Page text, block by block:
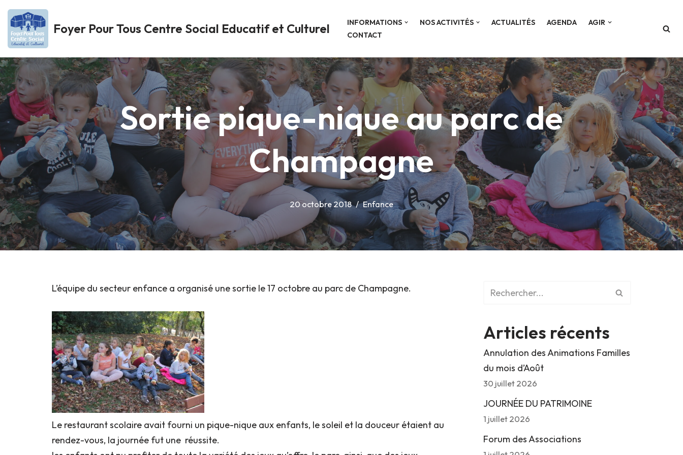
Aller
au
contenu
Foyer Pour Tous Centre Social Educatif et Culturel INFORMATIONS NOS ACTIVITÉS ACTUALITÉS AGENDA
AGIR
CONTACT
Sortie pique-nique au parc de
Champagne
20 octobre 2018 Enfance
L’équipe du secteur enfance a organisé une sortie le 17 octobre au parc de Champagne.
Le restaurant scolaire avait fourni un pique-nique aux enfants, le soleil et la douceur étaient au
rendez-vous, la journée fut une réussite.
Articles récents
Annulation des Animations Familles
du mois d’Août
30 juillet 2026
JOURNÉE DU PATRIMOINE
1 juillet 2026
Forum des Associations